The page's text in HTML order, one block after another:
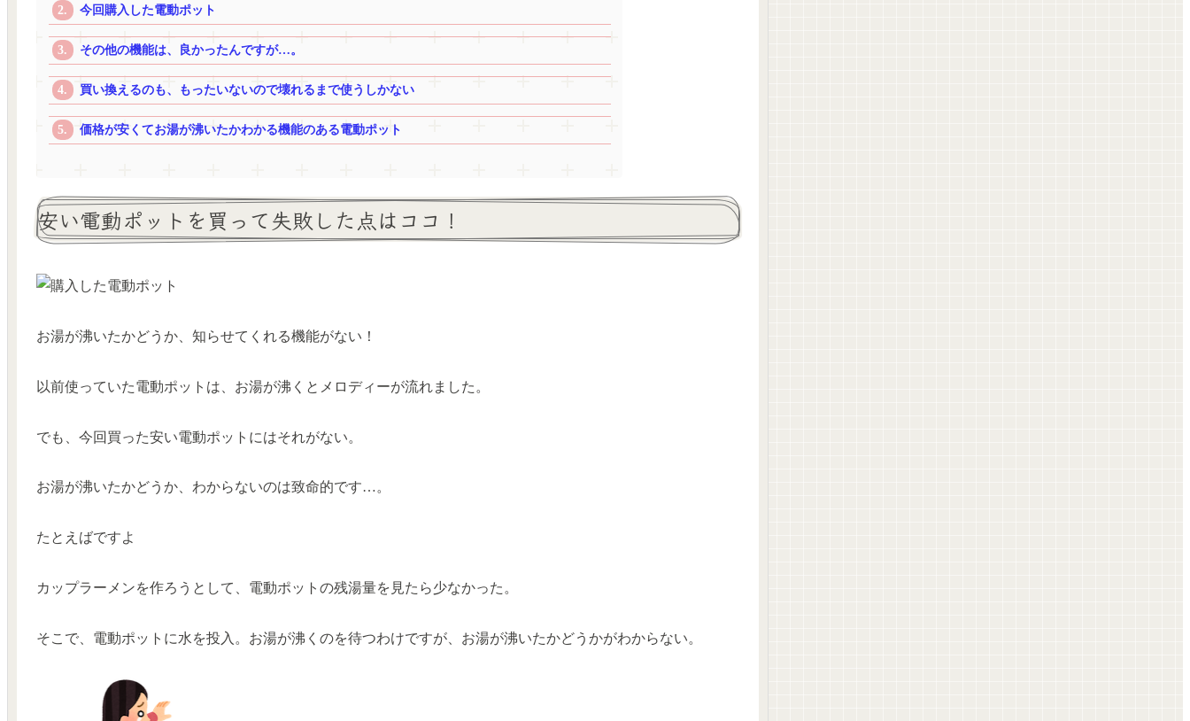
今回購入した電動ポット
その他の機能は、良かったんですが…。
買い換えるのも、もったいないので壊れるまで使うしかない
価格が安くてお湯が沸いたかわかる機能のある電動ポット
安い電動ポットを買って失敗した点はココ！
お湯が沸いたかどうか、知らせてくれる機能がない！
以前使っていた電動ポットは、お湯が沸くとメロディーが流れました。
でも、今回買った安い電動ポットにはそれがない。
お湯が沸いたかどうか、わからないのは致命的です…。
たとえばですよ
カップラーメンを作ろうとして、電動ポットの残湯量を見たら少なかった。
そこで、電動ポットに水を投入。お湯が沸くのを待つわけですが、お湯が沸いたかどうかがわからない。